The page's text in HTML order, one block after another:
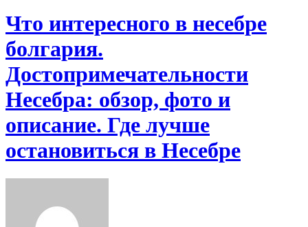
Что интересного в несебре
болгария.
Достопримечательности
Несебра: обзор, фото и
описание. Где лучше
остановиться в Несебре